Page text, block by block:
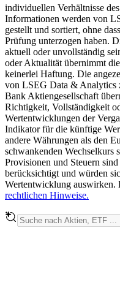
individuellen Verhältnisse
Informationen werden von
gestellt und sortiert, ohne
Prüfung unterzogen haben.
aktuell oder unvollständig
oder Aktualität übernimmt
keinerlei Haftung. Die
von LSEG Data & Analytics
Bank Aktiengesellschaft
Richtigkeit, Vollständigkeit
Wertentwicklungen der
Indikator für die künftige
andere Währungen als den
schwankenden Wechselkurs
Provisionen und Steuern
berücksichtigt und würden
Wertentwicklung auswirken.
rechtlichen Hinweise.